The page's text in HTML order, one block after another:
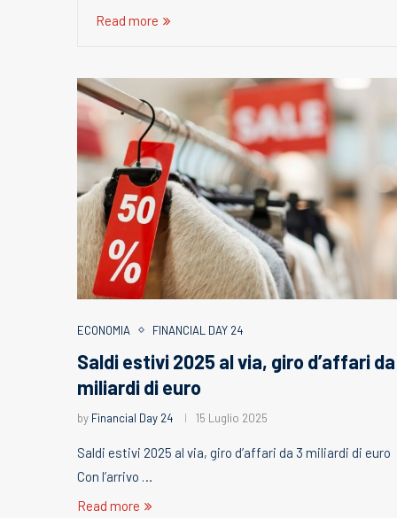
Read more
ECONOMIA FINANCIAL DAY 24
Saldi estivi 2025 al via, giro d’affari
miliardi di euro
by Financial Day 24 15 Luglio 2025
Saldi estivi 2025 al via, giro d’affari da 3 miliardi di euro
Con l’arrivo …
Read more